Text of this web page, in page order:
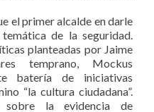
el primer alcalde en darle
de la seguridad.
planteadas por Jaime
temprano, Mockus
batería de iniciativas
“la cultura ciudadana”.
la evidencia de